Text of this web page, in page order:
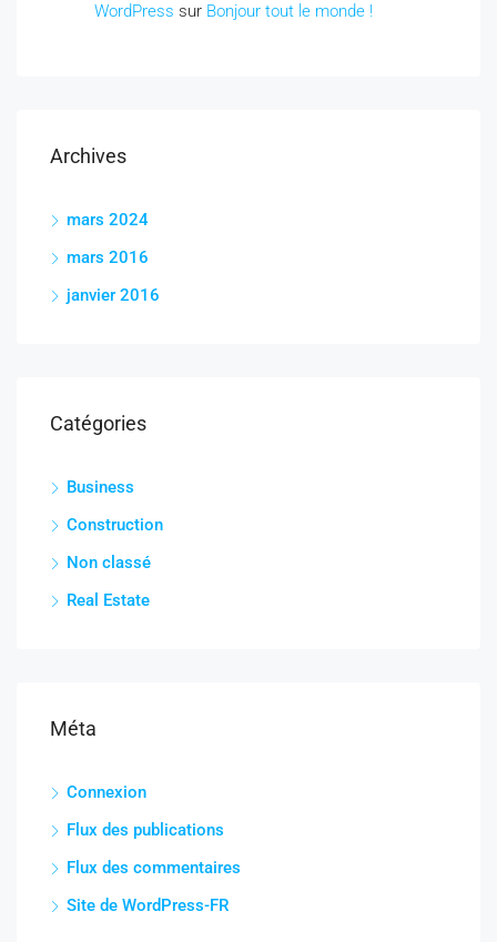
WordPress sur Bonjour tout le monde !
Archives
mars 2024
mars 2016
janvier 2016
Catégories
Business
Construction
Non classé
Real Estate
Méta
Connexion
Flux des publications
Flux des commentaires
Site de WordPress-FR